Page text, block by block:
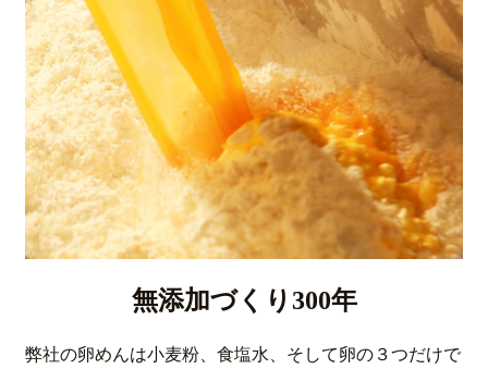
無添加づくり300年
弊社の卵めんは小麦粉、食塩水、そして卵の３つだけで